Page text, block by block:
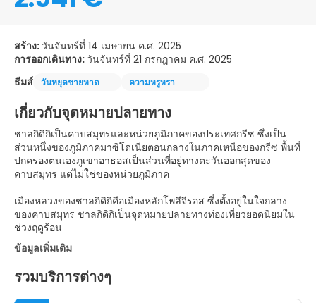
สร้าง: วันจันทร์ที่ 14 เมษายน ค.ศ. 2025
การออกเดินทาง: วันจันทร์ที่ 21 กรกฎาคม ค.ศ. 2025
ธีมส์
วันหยุดชายหาด ความหรูหรา
เกี่ยวกับจุดหมายปลายทาง
ชาลกิดิกิเป็นคาบสมุทรและหน่วยภูมิภาคของประเทศกรีซ ซึ่งเป็น
ส่วนหนึ่งของภูมิภาคมาซิโดเนียตอนกลางในภาคเหนือของกรีซ พื้นที่
ปกครองตนเองภูเขาอาธอสเป็นส่วนที่อยู่ทางตะวันออกสุดของ
คาบสมุทร แต่ไม่ใช่ของหน่วยภูมิภาค
เมืองหลวงของชาลกิดิกิคือเมืองหลักโพลีจีรอส ซึ่งตั้งอยู่ในใจกลาง
ของคาบสมุทร ชาลกิดิกิเป็นจุดหมายปลายทางท่องเที่ยวยอดนิยมใน
ช่วงฤดูร้อน
ข้อมูลเพิ่มเติม
รวมบริการต่างๆ